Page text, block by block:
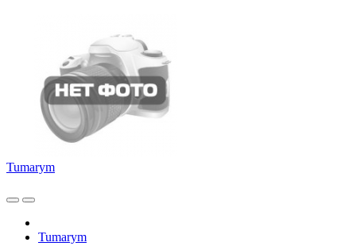
Tumarym
Tumarym